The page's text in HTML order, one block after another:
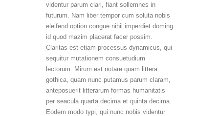
videntur parum clari, fiant sollemnes in
futurum. Nam liber tempor cum soluta nobis
eleifend option congue nihil imperdiet doming
id quod mazim placerat facer possim.
Claritas est etiam processus dynamicus, qui
sequitur mutationem consuetudium
lectorum. Mirum est notare quam littera
gothica, quam nunc putamus parum claram,
anteposuerit litterarum formas humanitatis
per seacula quarta decima et quinta decima.
Eodem modo typi, qui nunc nobis videntur